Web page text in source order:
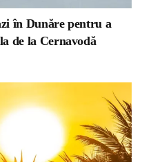
în Dunăre pentru a
de la Cernavodă